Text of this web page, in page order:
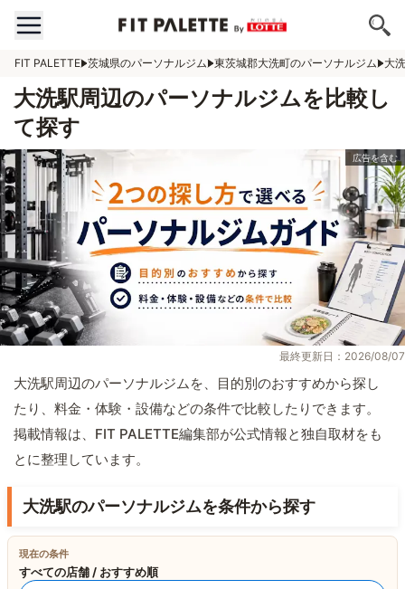
FIT PALETTE 茨城県のパーソナルジム 東茨城郡大洗町のパーソナルジム 大
大洗駅周辺のパーソナルジムを比較し
て探す
最終更新日：2026/08/07
大洗駅周辺のパーソナルジムを、目的別のおすすめから探し
たり、料金・体験・設備などの条件で比較したりできます。
掲載情報は、FIT PALETTE編集部が公式情報と独自取材をも
とに整理しています。
大洗駅のパーソナルジムを条件から探す
現在の条件
すべての店舗 / おすすめ順